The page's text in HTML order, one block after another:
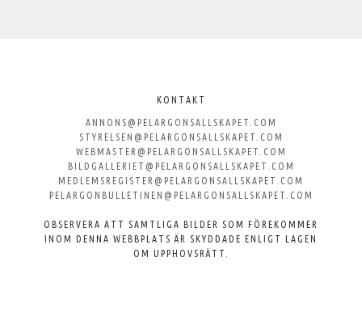
Svenska
Pelargonsällskapet
KONTAKT
ANNONS@PELARGONSALLSKAPET.COM
STYRELSEN@PELARGONSALLSKAPET.COM
WEBMASTER@PELARGONSALLSKAPET.COM
BILDGALLERIET@PELARGONSALLSKAPET.COM
MEDLEMSREGISTER@PELARGONSALLSKAPET.COM
PELARGONBULLETINEN@PELARGONSALLSKAPET.COM
OBSERVERA ATT SAMTLIGA BILDER SOM FÖREKOMMER
INOM DENNA WEBBPLATS ÄR SKYDDADE ENLIGT LAGEN
OM UPPHOVSRÄTT.